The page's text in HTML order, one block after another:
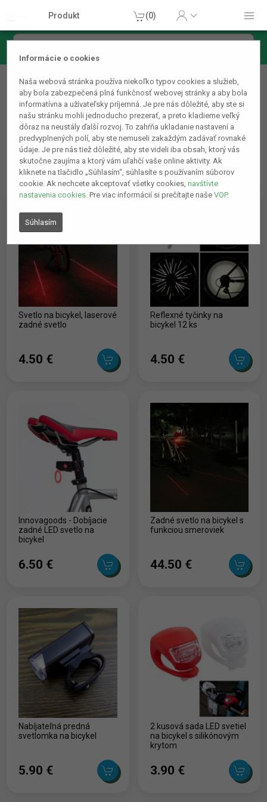
Informácie o cookies
Naša webová stránka používa niekoľko typov cookies a služieb,
aby bola zabezpečená plná funkčnosť webovej stránky a aby bola
informatívna a užívateľsky príjemná. Je pre nás dôležité, aby ste si
našu stránku mohli jednoducho prezerať, a preto kladieme veľký
dôraz na neustály ďalší rozvoj. To zahŕňa ukladanie nastavení a
predvyplnených polí, aby ste nemuseli zakaždým zadávať rovnaké
údaje. Je pre nás tiež dôležité, aby ste videli iba obsah, ktorý vás
skutočne zaujíma a ktorý vám uľahčí vaše online aktivity. Ak
kliknete na tlačidlo „Súhlasím“, súhlasíte s používaním súborov
cookie. Ak nechcete akceptovať všetky cookies,navštívte
nastavenia cookies. Pre viac informácií si prečítajte našeVOP.
Súhlasím
Produkt (0)
Svetlá na bicykle
Svetlo na bicykel, laserové
zadné svetlo
4.50 ‎€
Reflexné tyčinky na
bicykel 12 ks
4.50 ‎€
Innovagoods - Dobíjacie
zadné LED svetlo na
bicykel
6.50 ‎€
Zadné svetlo na bicykel s
funkciou smeroviek
44.50 ‎€
Nabíjateľná predná
svetlomka na bicykel
5.90 ‎€
2 kusová sada LED svetiel
na bicykel s silikónovým
krytom
3.90 ‎€